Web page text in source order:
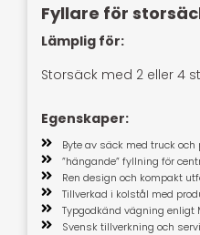
Fyllare för
Lämplig för:
Storsäck med 2 eller 4
Egenskaper:
Byte av säck med truck
”hängande” fyllning för
Ren design och kompakt
Tillverkad i kolstål med
Typgodkänd vägning enligt
Svensk tillverkning och